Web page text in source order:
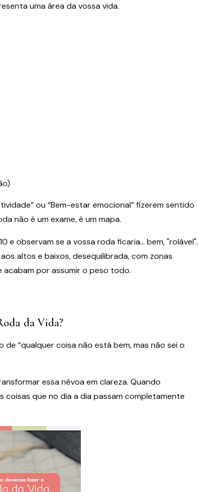
uma área da vossa vida.
ou “Bem-estar emocional” fizerem sentido
não é um exame, é um mapa.
e observam se a vossa roda ficaria… bem, "rolável".
altos e baixos, desequilibrada, com zonas
por assumir o peso todo.
da Vida?
“qualquer coisa não está bem, mas não sei o
essa névoa em clareza. Quando
que no dia a dia passam completamente